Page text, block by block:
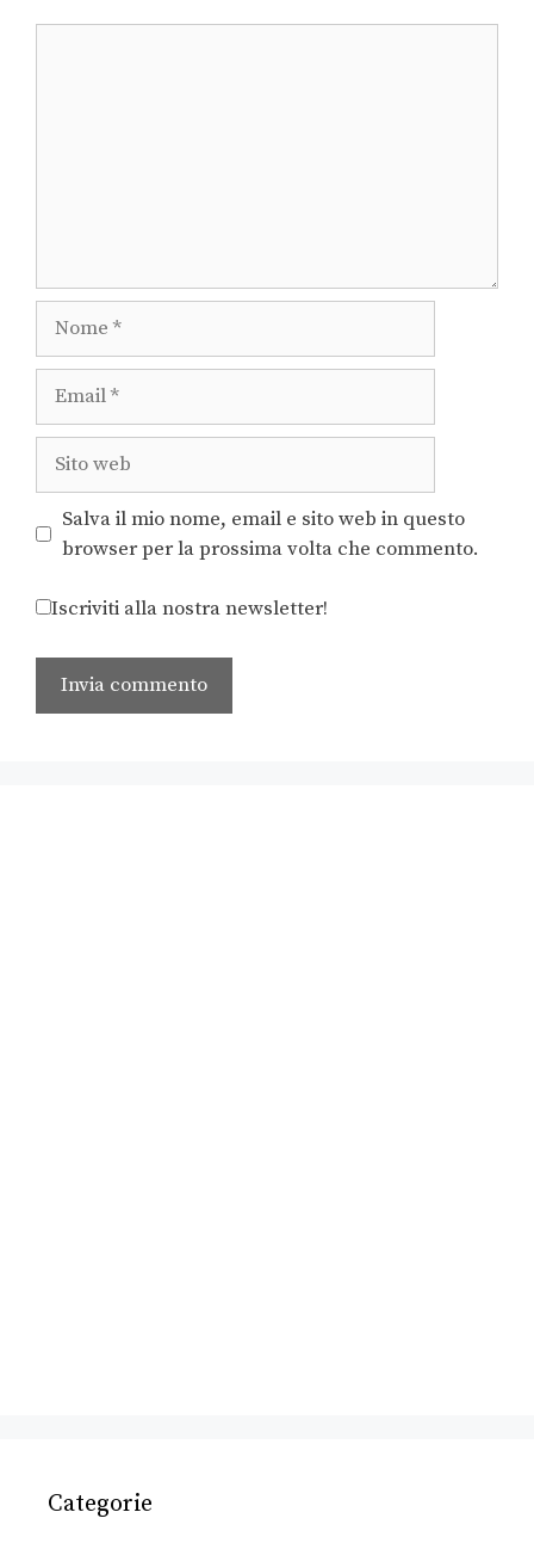
Salva il mio nome, email e sito web in questo
browser per la prossima volta che commento.
Iscriviti alla nostra newsletter!
Categorie